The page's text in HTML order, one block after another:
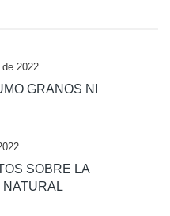
2022
GRANOS NI
SOBRE LA
NATURAL